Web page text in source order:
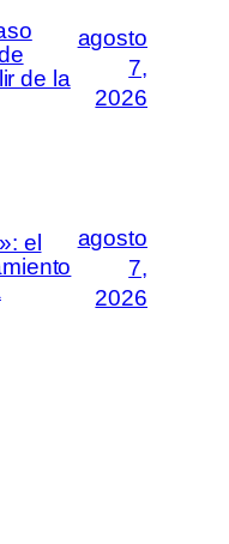
de la
agosto
7,
2026
el
agosto
7,
2026